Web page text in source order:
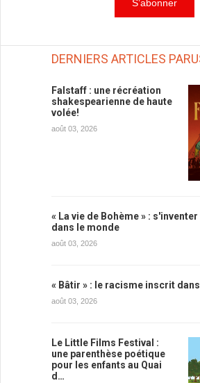
DERNIERS ARTICLES
Falstaff : une récréation
shakespearienne de haute
volée!
août 03, 2026
« La vie de Bohème » :
dans le monde
août 03, 2026
« Bâtir » : le racisme inscrit
août 03, 2026
Le Little Films Festival :
une parenthèse poétique
pour les enfants au Quai
d…